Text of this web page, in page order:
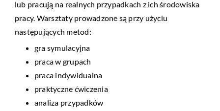
lub pracują na realnych przypadkach z ich środowiska
pracy. Warsztaty prowadzone są przy użyciu
następujących metod:
gra symulacyjna
praca w grupach
praca indywidualna
praktyczne ćwiczenia
analiza przypadków